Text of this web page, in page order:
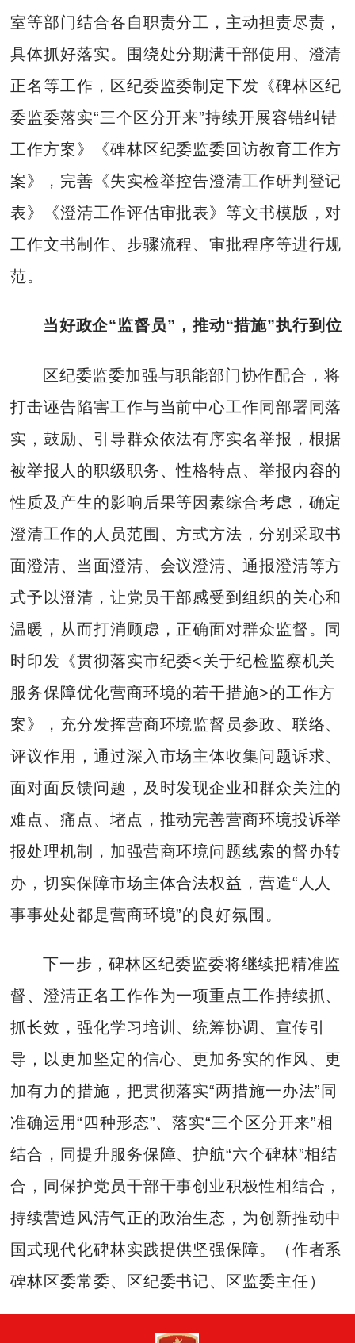
室等部门结合各自职责分工，主动担责尽责，
具体抓好落实。围绕处分期满干部使用、澄清
正名等工作，区纪委监委制定下发《碑林区纪
委监委落实“三个区分开来”持续开展容错纠错
工作方案》《碑林区纪委监委回访教育工作方
案》，完善《失实检举控告澄清工作研判登记
表》《澄清工作评估审批表》等文书模版，对
工作文书制作、步骤流程、审批程序等进行规
范。
当好政企“监督员”，推动“措施”执行到位
区纪委监委加强与职能部门协作配合，将
打击诬告陷害工作与当前中心工作同部署同落
实，鼓励、引导群众依法有序实名举报，根据
被举报人的职级职务、性格特点、举报内容的
性质及产生的影响后果等因素综合考虑，确定
澄清工作的人员范围、方式方法，分别采取书
面澄清、当面澄清、会议澄清、通报澄清等方
式予以澄清，让党员干部感受到组织的关心和
温暖，从而打消顾虑，正确面对群众监督。同
时印发《贯彻落实市纪委<关于纪检监察机关
服务保障优化营商环境的若干措施>的工作方
案》，充分发挥营商环境监督员参政、联络、
评议作用，通过深入市场主体收集问题诉求、
面对面反馈问题，及时发现企业和群众关注的
难点、痛点、堵点，推动完善营商环境投诉举
报处理机制，加强营商环境问题线索的督办转
办，切实保障市场主体合法权益，营造“人人
事事处处都是营商环境”的良好氛围。
下一步，碑林区纪委监委将继续把精准监
督、澄清正名工作作为一项重点工作持续抓、
抓长效，强化学习培训、统筹协调、宣传引
导，以更加坚定的信心、更加务实的作风、更
加有力的措施，把贯彻落实“两措施一办法”同
准确运用“四种形态”、落实“三个区分开来”相
结合，同提升服务保障、护航“六个碑林”相结
合，同保护党员干部干事创业积极性相结合，
持续营造风清气正的政治生态，为创新推动中
国式现代化碑林实践提供坚强保障。（作者系
碑林区委常委、区纪委书记、区监委主任）